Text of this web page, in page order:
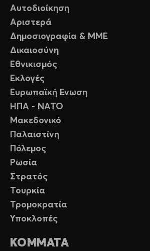
Αυτοδιοίκηση
Αριστερά
Δημοσιογραφία & ΜΜΕ
Δικαιοσύνη
Εθνικισμός
Εκλογές
Ευρωπαϊκή Ενωση
ΗΠΑ - ΝΑΤΟ
Μακεδονικό
Παλαιστίνη
Πόλεμος
Ρωσία
Στρατός
Τουρκία
Τρομοκρατία
Υποκλοπές
ΚΟΜΜΑΤΑ